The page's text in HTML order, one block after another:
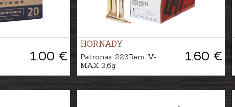
1.00 €
HORNADY
1.60 €
Patronas .223Rem. V-
MAX 3,6g